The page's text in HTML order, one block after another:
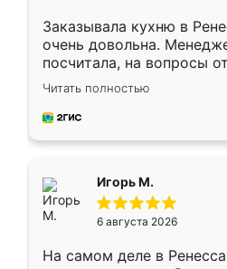
Заказывала кухню в
очень довольна.
посчитала, на вопросы
Замерщик приехал в
делу со всей
за день, ребята работали
Читать полностью
Игорь М.
6 августа 2026
На самом деле в